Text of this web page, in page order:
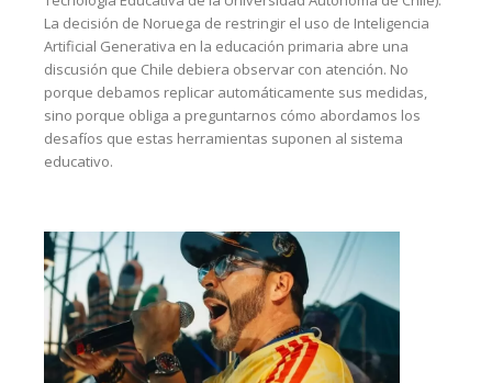
La decisión de Noruega de restringir el uso de Inteligencia
Artificial Generativa en la educación primaria abre una
discusión que Chile debiera observar con atención. No
porque debamos replicar automáticamente sus medidas,
sino porque obliga a preguntarnos cómo abordamos los
desafíos que estas herramientas suponen al sistema
educativo.